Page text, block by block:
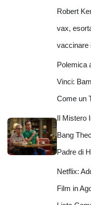
Robert
vax,
vaccinare
Polemica
Vinci:
Come un
Il Mistero
Bang
Padre di
Netflix:
Film in